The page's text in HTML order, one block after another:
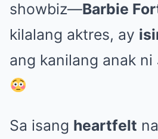
showbiz—Barbie
kilalang aktres, ay
ang kanilang anak ni
Sa isang heartfelt